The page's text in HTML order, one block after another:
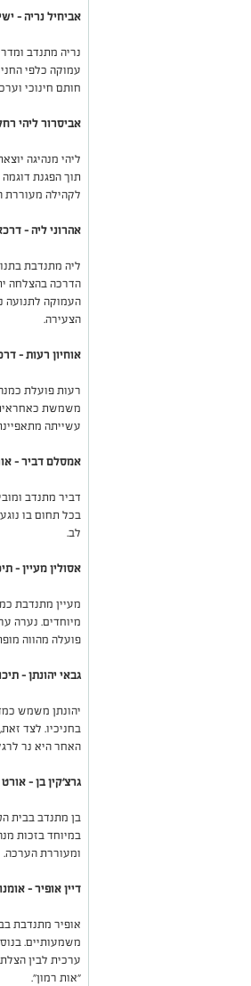
אביחיל נריה –
נריה מתנדב
עמוקה כלפי
חותם חינוכי
אביסרור ליהי
ליהי מנהיגה
תוך הפגנת
לקהילה מעוררת
אהרוני ליה –
ליה מתנדבת
הדרכה בהצלחה
העמוקה לתנועה
הצעירה.
אוחיון רעות –
רעות פועלת
משמשת כאחראית
עשייתה
אמסלם דביר –
בכל תחום בו
לב.
אסולין מעיין –
מעיין מתנדבת
מיוחדים. נערה
פועלה מהווה
גבאי יהונתן –
יהונתן משמש
בחניכיו. לצד
האחר היא נר
גרצ'קין בן –
בן מתנדב בבית
במיוחד בזכות
ומעוררת הערכה.
דיין אופיר –
אופיר מתנדבת
משמעותיים.
ערכית לבין
״אות רמון״.